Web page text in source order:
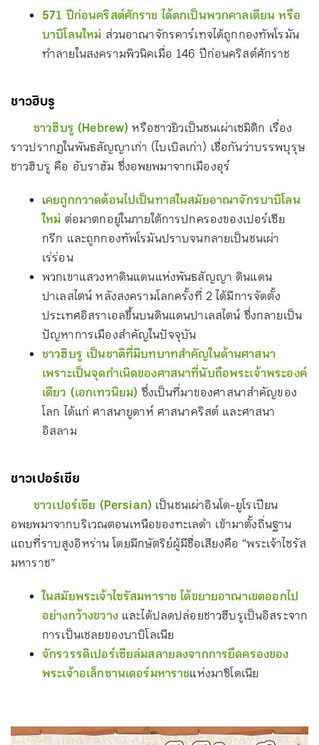
571 ปีก่อนคริสต์ศักราช ได้ตกเป็นพวกคาลเดียน หรือ
บาบิโลนใหม่ ส่วนอาณาจักรคาร์เทจได้ถูกกองทัพโรมัน
ทำลายในสงครามพิวนิคเมื่อ 146 ปีก่อนคริสต์ศักราช
ชาวฮิบรู
ชาวฮิบรู (Hebrew)หรือชาวยิวเป็นชนเผ่าเซมิติก เรื่อง
ราวปรากฏในพันธสัญญาเก่า (ไบเบิลเก่า) เชื่อกันว่าบรรพบุรุษ
ชาวฮิบรู คือ อับราฮัม ซึ่งอพยพมาจากเมืองอุร์
เคยถูกกวาดต้อนไปเป็นทาสในสมัยอาณาจักรบาบิโลน
ใหม่ ต่อมาตกอยู่ในภายใต้การปกครองของเปอร์เซีย
กรีก และถูกกองทัพโรมันปราบจนกลายเป็นชนเผ่า
เร่ร่อน
พวกเขาแสวงหาดินแดนแห่งพันธสัญญา ดินแดน
ปาเลสไตน์ หลังสงครามโลกครั้งที่ 2 ได้มีการจัดตั้ง
ประเทศอิสราเอลขึ้นบนดินแดนปาเลสไตน์ ซึ่งกลายเป็น
ปัญหาการเมืองสำคัญในปัจจุบัน
ชาวฮิบรู เป็นชาติที่มีบทบาทสำคัญในด้านศาสนา
เพราะเป็นจุดกำเนิดของศาสนาที่นับถือพระเจ้าพระองค์
เดียว (เอกเทวนิยม) ซึ่งเป็นที่มาของศาสนาสำคัญของ
โลก ได้แก่ ศาสนายูดาห์ ศาสนาคริสต์ และศาสนา
อิสลาม
ชาวเปอร์เซีย
ชาวเปอร์เซีย (Persian) เป็นชนเผ่าอินโด-ยูโรเปียน
อพยพมาจากบริเวณตอนเหนือของทะเลดำ เข้ามาตั้งถิ่นฐาน
แถบที่ราบสูงอิหร่าน โดยมีกษัตริย์ผู้มีชื่อเสียงคือ “พระเจ้าไซรัส
มหาราช”
ในสมัยพระเจ้าไซรัสมหาราช ได้ขยายอาณาเขตออกไป
อย่างกว้างขวาง และได้ปลดปล่อยชาวฮีบรูเป็นอิสระจาก
การเป็นเชลยของบาบิโลเนีย
จักรวรรดิเปอร์เซียล่มสลายลงจากการยึดครองของ
พระเจ้าอเล็กซานเดอร์มหาราชแห่งมาซิโดเนีย